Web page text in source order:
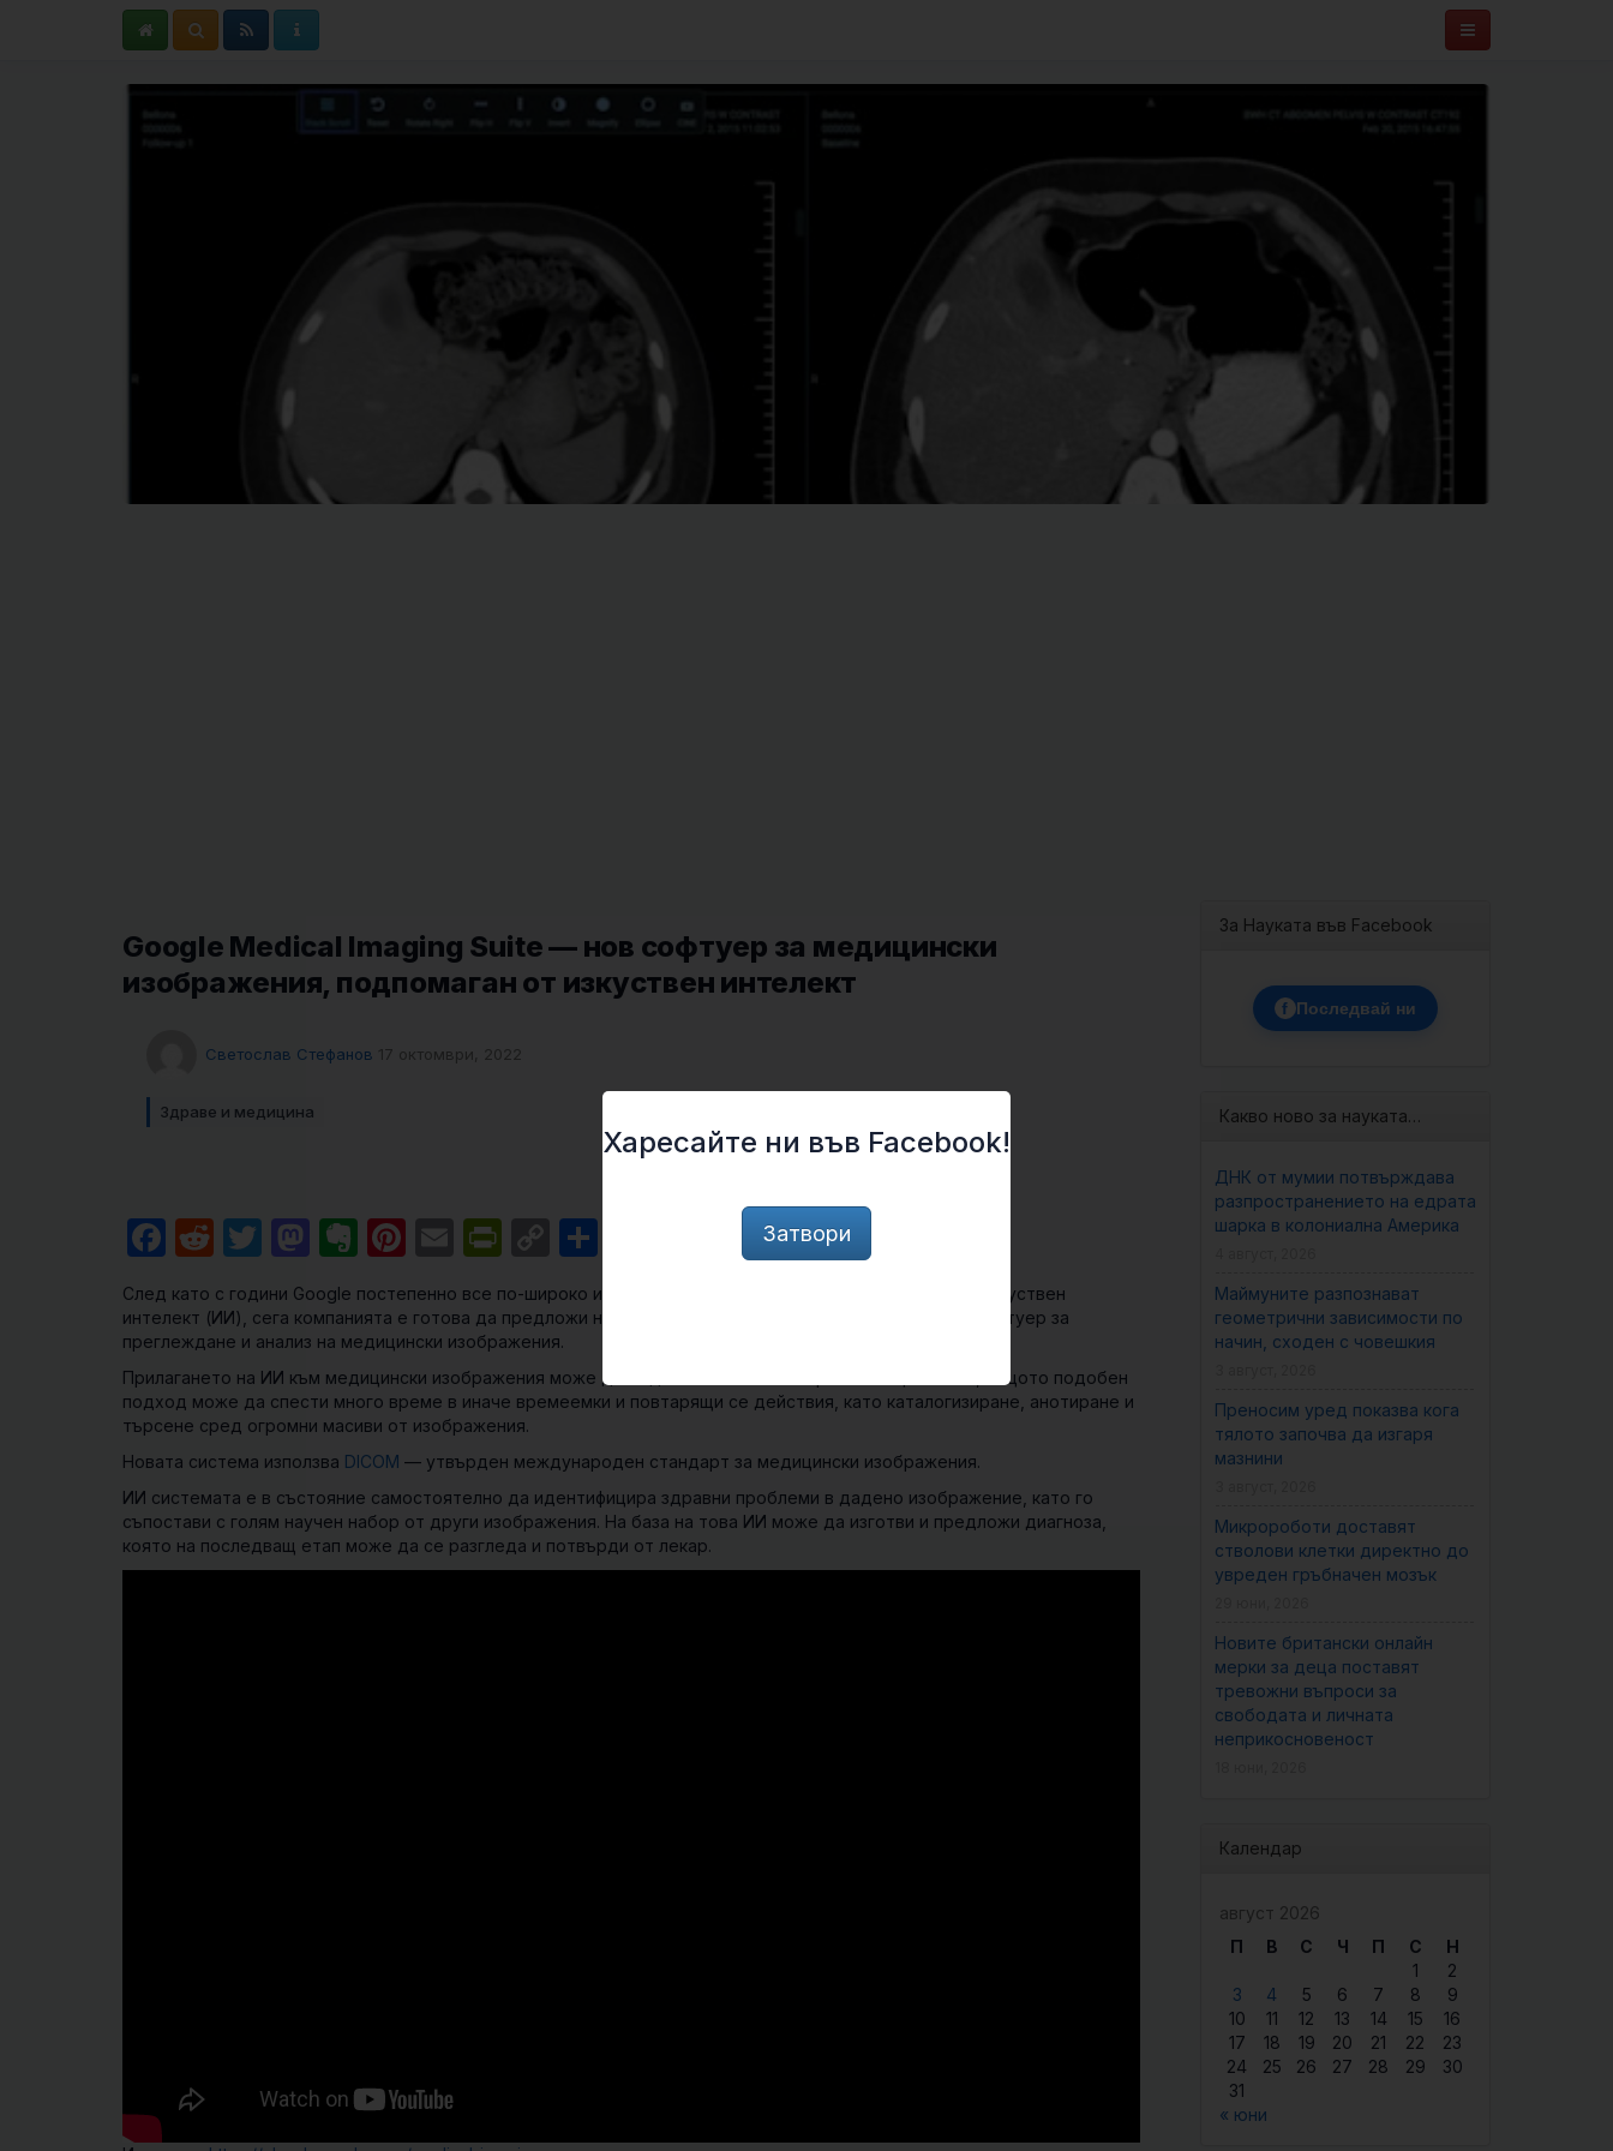
Google Medical Imaging Suite — нов софтуер за медицински
изображения, подпомаган от изкуствен интелект
Светослав Стефанов 17 октомври, 2022
Здраве и медицина
Facebook
RedditTwitter
Mastodon
Evernote
Pinterest
EmailPrintFriendly
Copy
След като с години Google постепенно все по-широко използваше различни системи с елементи на изкуствен
интелект (ИИ), сега компанията е готова да предложи нещо подобно в областта на медицината — софтуер за
преглеждане и анализ на медицински изображения.
Прилагането на ИИ към медицински изображения може да бъде от полза за лекарите и пациентите, защото подобен
подход може да спести много време в иначе времеемки и повтарящи се действия, като каталогизиране, анотиране и
търсене сред огромни масиви от изображения.
Новата система използва DICOM — утвърден международен стандарт за медицински изображения.
ИИ системата е в състояние самостоятелно да идентифицира здравни проблеми в дадено изображение, като го
съпостави с голям научен набор от други изображения. На база на това ИИ може да изготви и предложи диагноза,
която на последващ етап може да се разгледа и потвърди от лекар.
За Науката във Facebook
f Последвай ни
Какво ново за науката…
ДНК от мумии потвърждава
разпространението на едрата
шарка в колониална Америка
Маймуните разпознават
геометрични зависимости по
начин, сходен с човешкия
Преносим уред показва кога
тялото започва да изгаря
мазнини
Микророботи доставят
стволови клетки директно до
увреден гръбначен мозък
Новите британски онлайн
мерки за деца поставят
тревожни въпроси за
свободата и личната
неприкосновеност
Календар
август 2026
П
В С Ч П С
Н
1
2
3
4 5 6 7 8
9
10
11 12 13 14 15
16
17
18 19 20 21 22
23
24
25 26 27 28 29
30
31
« юни
Харесайте ни във Facebook!
Затвори